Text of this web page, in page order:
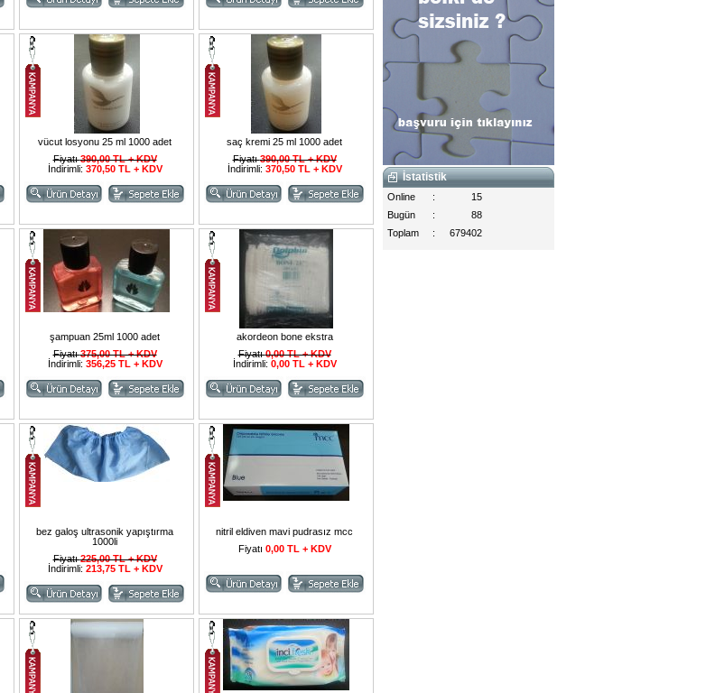
vücut losyonu 25 ml 1000 adet
Fiyatı390,00 TL + KDV
İndirimli: 370,50 TL + KDV
saç kremi 25 ml 1000 adet
Fiyatı390,00 TL + KDV
İndirimli: 370,50 TL + KDV
şampuan 25ml 1000 adet
Fiyatı375,00 TL + KDV
İndirimli: 356,25 TL + KDV
akordeon bone ekstra
Fiyatı0,00 TL + KDV
İndirimli: 0,00 TL + KDV
bez galoş ultrasonik yapıştırma
1000li
Fiyatı225,00 TL + KDV
İndirimli: 213,75 TL + KDV
nitril eldiven mavi pudrasız mcc
Fiyatı 0,00 TL + KDV
İstatistik
Online :
15
Bugün
:
88
Toplam
: 679402